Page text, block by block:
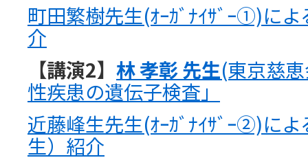
町田繁樹先生(ｵｰｶﾞﾅｲｻﾞｰ①)に
介
【講演2】 林 孝彰 先生(東京慈
性疾患の遺伝子検査」
近藤峰生先生(ｵｰｶﾞﾅｲｻﾞｰ②)に
生）紹介